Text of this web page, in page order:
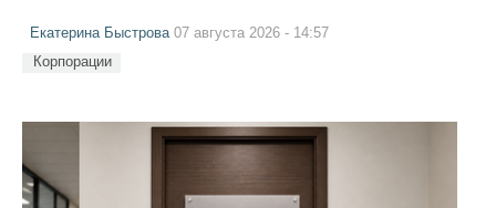
Екатерина Быстрова 07 августа 2026 - 14:57
Корпорации